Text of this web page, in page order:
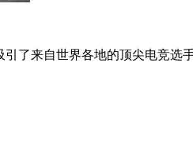
了来自世界各地的顶尖电竞选